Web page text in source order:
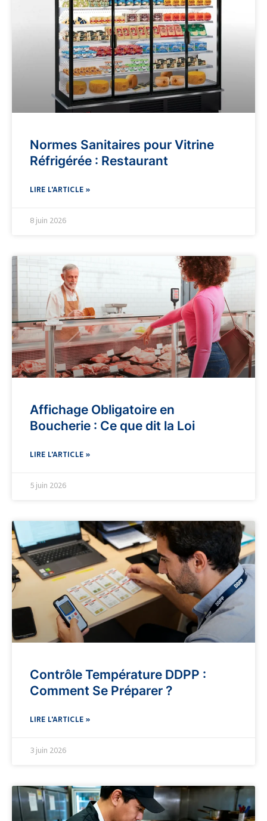
Normes Sanitaires pour Vitrine
Réfrigérée : Restaurant
LIRE L'ARTICLE »
8 juin 2026
Affichage Obligatoire en
Boucherie : Ce que dit la Loi
LIRE L'ARTICLE »
5 juin 2026
Contrôle Température DDPP :
Comment Se Préparer ?
LIRE L'ARTICLE »
3 juin 2026